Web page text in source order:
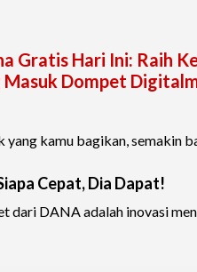
Gratis Hari Ini: Raih
Masuk Dompet
yang kamu bagikan, semakin
Cepat, Dia Dapat!
dari DANA adalah inovasi